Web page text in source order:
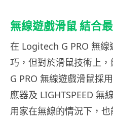
無線遊戲滑鼠 結合
在 Logitech G PRO 無
巧，但對於滑鼠技術上
G PRO 無線遊戲滑鼠採
應器及 LIGHTSPEED 無
用家在無線的情況下，